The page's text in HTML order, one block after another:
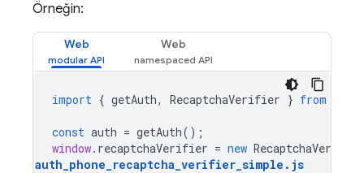
Örneğin:
Web Web
import { getAuth, RecaptchaVerifier } from
const auth = getAuth();
window. recaptchaVerifier = new RecaptchaVerifier
auth_phone_recaptcha_verifier_simple . js